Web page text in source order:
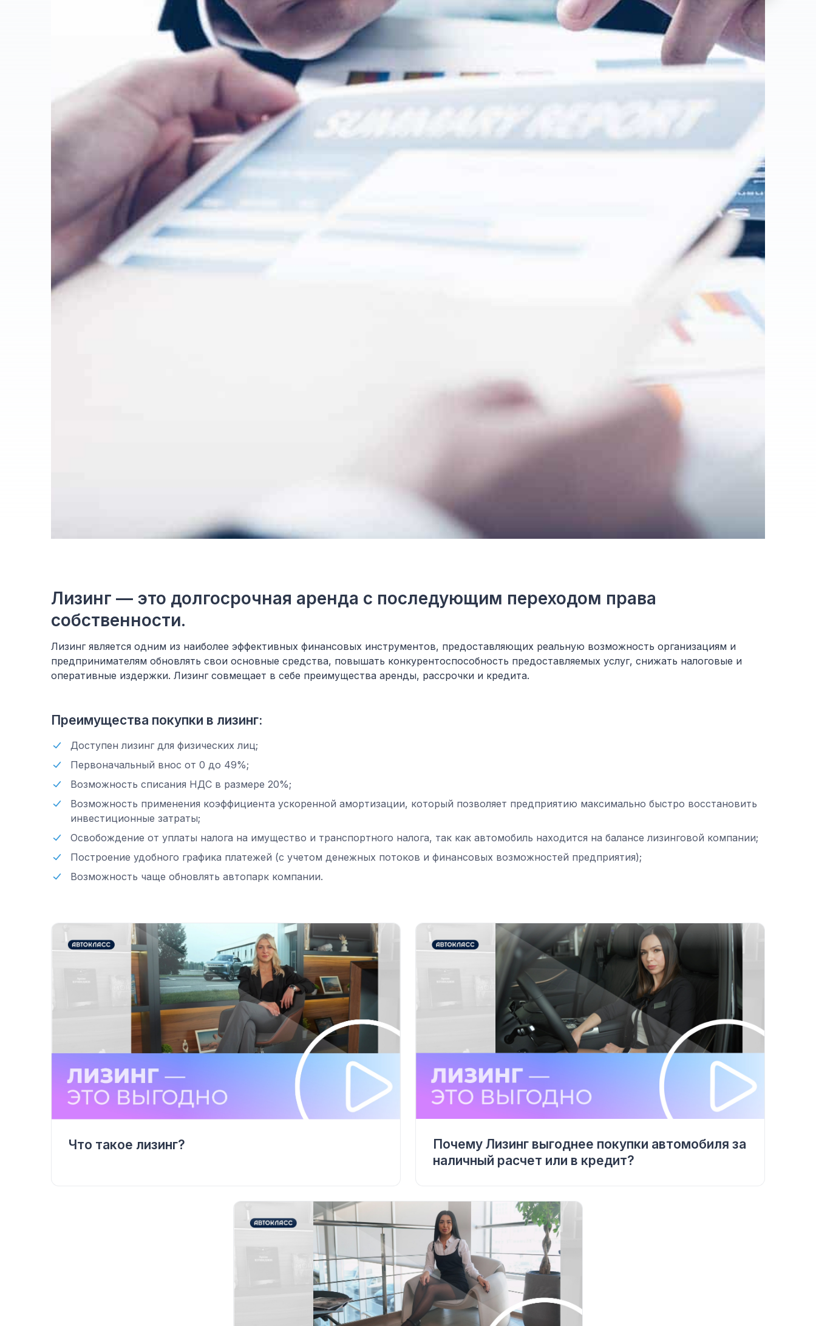
Лизинг — это долгосрочная аренда с последующим переходом права
собственности.
Лизинг является одним из наиболее эффективных финансовых инструментов, предоставляющих реальную возможность организациям и
предпринимателям обновлять свои основные средства, повышать конкурентоспособность предоставляемых услуг, снижать налоговые и
оперативные издержки. Лизинг совмещает в себе преимущества аренды, рассрочки и кредита.
Преимущества покупки в лизинг:
Доступен лизинг для физических лиц;
Первоначальный внос от 0 до 49%;
Возможность списания НДС в размере 20%;
Возможность применения коэффициента ускоренной амортизации, который позволяет предприятию максимально быстро восстановить
инвестиционные затраты;
Освобождение от уплаты налога на имущество и транспортного налога, так как автомобиль находится на балансе лизинговой компании;
Построение удобного графика платежей (с учетом денежных потоков и финансовых возможностей предприятия);
Возможность чаще обновлять автопарк компании.
Что такое лизинг?
Почему Лизинг выгоднее покупки автомобиля за
наличный расчет или в кредит?